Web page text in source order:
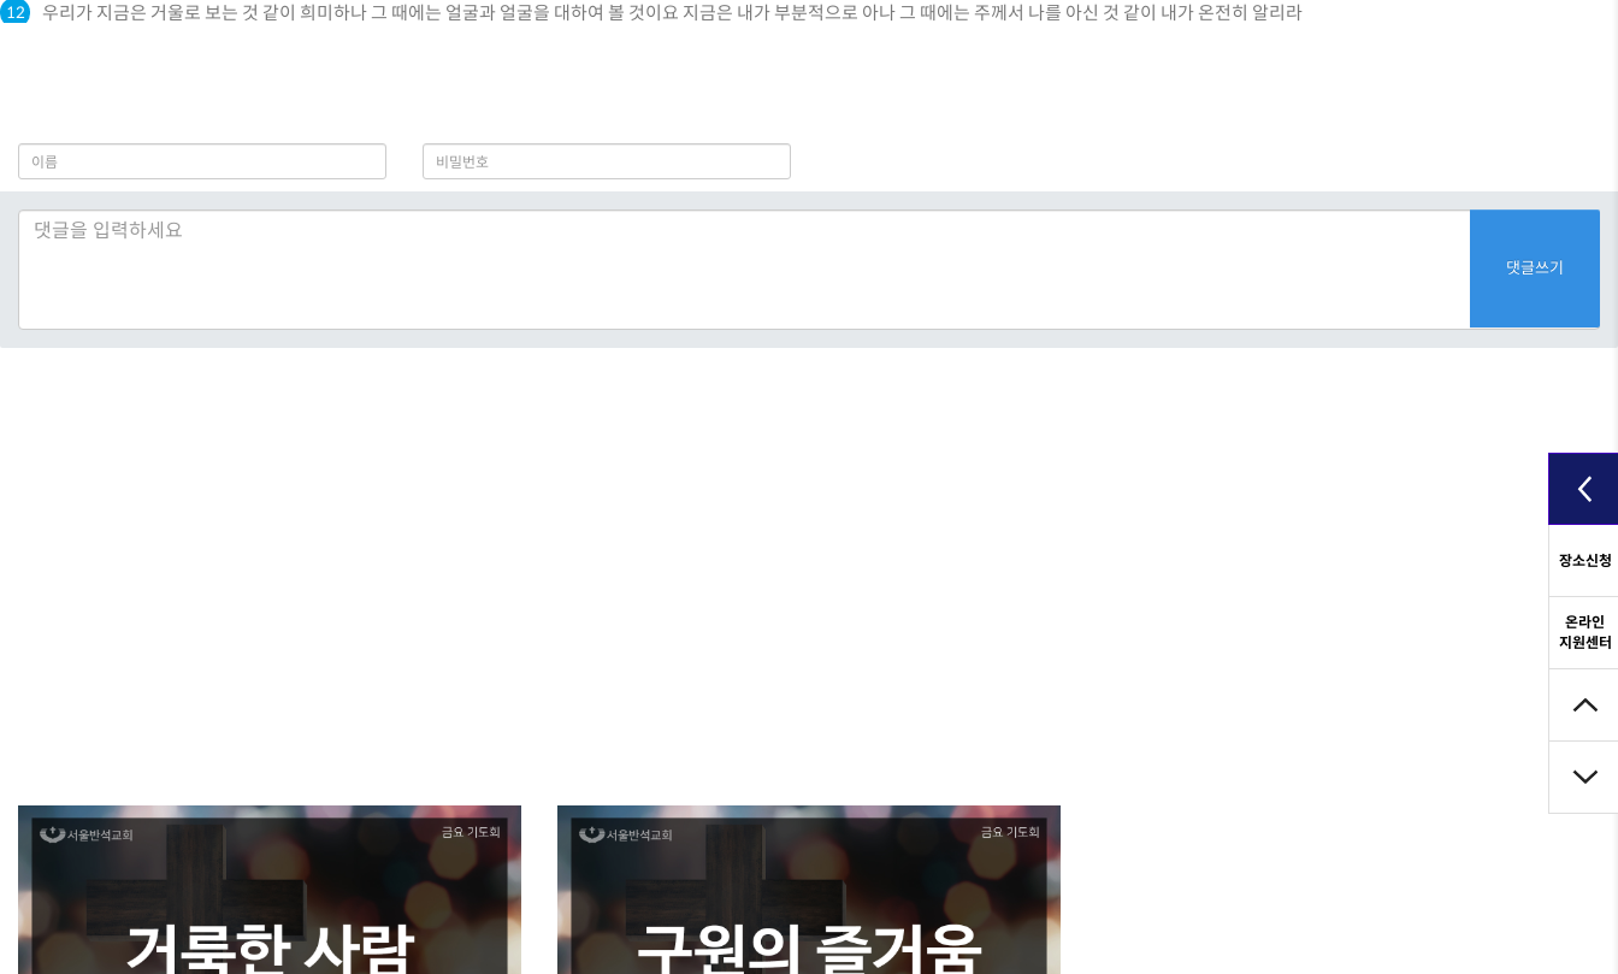
장소신청
온라인
지원센터
12 우리가 지금은 거울로 보는 것 같이 희미하나 그 때에는 얼굴과 얼굴을 대하여 볼 것이요 지금은 내가 부분적으로 아나 그 때에는 주께서 나를 아신 것 같이 내가 온전히 알리라
댓글쓰기